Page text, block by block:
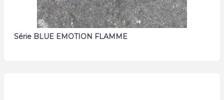
Série BLUE EMOTION FLAMME